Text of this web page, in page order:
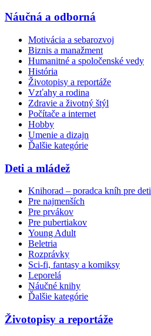
Náučná a odborná
Motivácia a sebarozvoj
Biznis a manažment
Humanitné a spoločenské vedy
História
Životopisy a reportáže
Vzťahy a rodina
Zdravie a životný štýl
Počítače a internet
Hobby
Umenie a dizajn
Ďalšie kategórie
Deti a mládež
Knihorad – poradca kníh pre deti
Pre najmenších
Pre prvákov
Pre pubertiakov
Young Adult
Beletria
Rozprávky
Sci-fi, fantasy a komiksy
Leporelá
Náučné knihy
Ďalšie kategórie
Životopisy a reportáže